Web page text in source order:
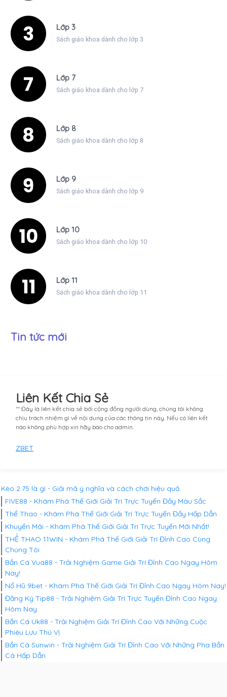
Lớp 3
Sách giáo khoa dành cho lớp 3
Lớp 7
Sách giáo khoa dành cho lớp 7
Lớp 8
Sách giáo khoa dành cho lớp 8
Lớp 9
Sách giáo khoa dành cho lớp 9
Lớp 10
Sách giáo khoa dành cho lớp 10
Lớp 11
Sách giáo khoa dành cho lớp 11
Tin tức mới
Liên Kết Chia Sẻ
** Đây là liên kết chia sẻ bới cộng đồng người dùng, chúng tôi không
chịu trách nhiệm gì về nội dung của các thông tin này. Nếu có liên kết
nào không phù hợp xin hãy báo cho admin.
ZBET
Kèo 2.75 là gì - Giải mã ý nghĩa và cách chơi hiệu quả
FIVE88 - Khám Phá Thế Giới Giải Trí Trực Tuyến Đầy Màu Sắc
Thể Thao - Khám Phá Thế Giới Giải Trí Trực Tuyến Đầy Hấp Dẫn
Khuyến Mãi - Khám Phá Thế Giới Giải Trí Trực Tuyến Mới Nhất!
THỂ THAO 11WIN - Khám Phá Thế Giới Giải Trí Đỉnh Cao Cùng
Chúng Tôi
Bắn Cá Vua88 - Trải Nghiệm Game Giải Trí Đỉnh Cao Ngay Hôm
Nay!
Nổ Hũ 9bet - Khám Phá Thế Giới Giải Trí Đỉnh Cao Ngay Hôm Nay!
Đăng Ký Tip88 - Trải Nghiệm Giải Trí Trực Tuyến Đỉnh Cao Ngay
Hôm Nay
Bắn Cá Uk88 - Trải Nghiệm Giải Trí Đỉnh Cao Với Những Cuộc
Phiêu Lưu Thú Vị
Bắn Cá Sunwin - Trải Nghiệm Giải Trí Đỉnh Cao Với Những Pha Bắn
Cá Hấp Dẫn